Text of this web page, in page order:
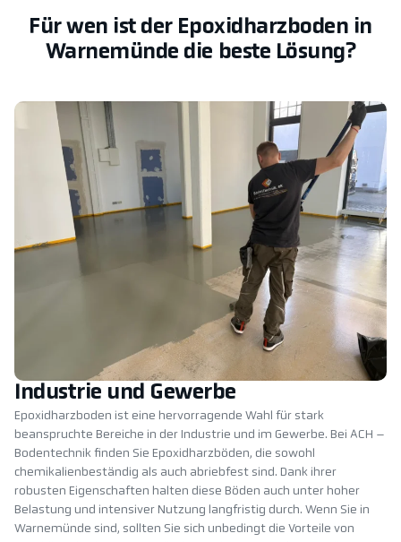
Für wen ist der Epoxidharzboden in
Warnemünde die beste Lösung?
Industrie und Gewerbe
Epoxidharzboden ist eine hervorragende Wahl für stark
beanspruchte Bereiche in der Industrie und im Gewerbe. Bei ACH –
Bodentechnik finden Sie Epoxidharzböden, die sowohl
chemikalienbeständig als auch abriebfest sind. Dank ihrer
robusten Eigenschaften halten diese Böden auch unter hoher
Belastung und intensiver Nutzung langfristig durch. Wenn Sie in
Warnemünde sind, sollten Sie sich unbedingt die Vorteile von